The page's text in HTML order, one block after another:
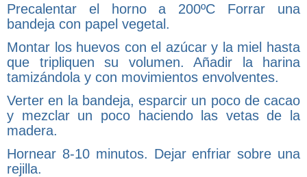
Precalentar el horno a 200ºC Forrar una
bandeja con papel vegetal.
Montar los huevos con el azúcar y la miel hasta
que tripliquen su volumen. Añadir la harina
tamizándola y con movimientos envolventes.
Verter en la bandeja, esparcir un poco de cacao
y mezclar un poco haciendo las vetas de la
madera.
Hornear 8-10 minutos. Dejar enfriar sobre una
rejilla.